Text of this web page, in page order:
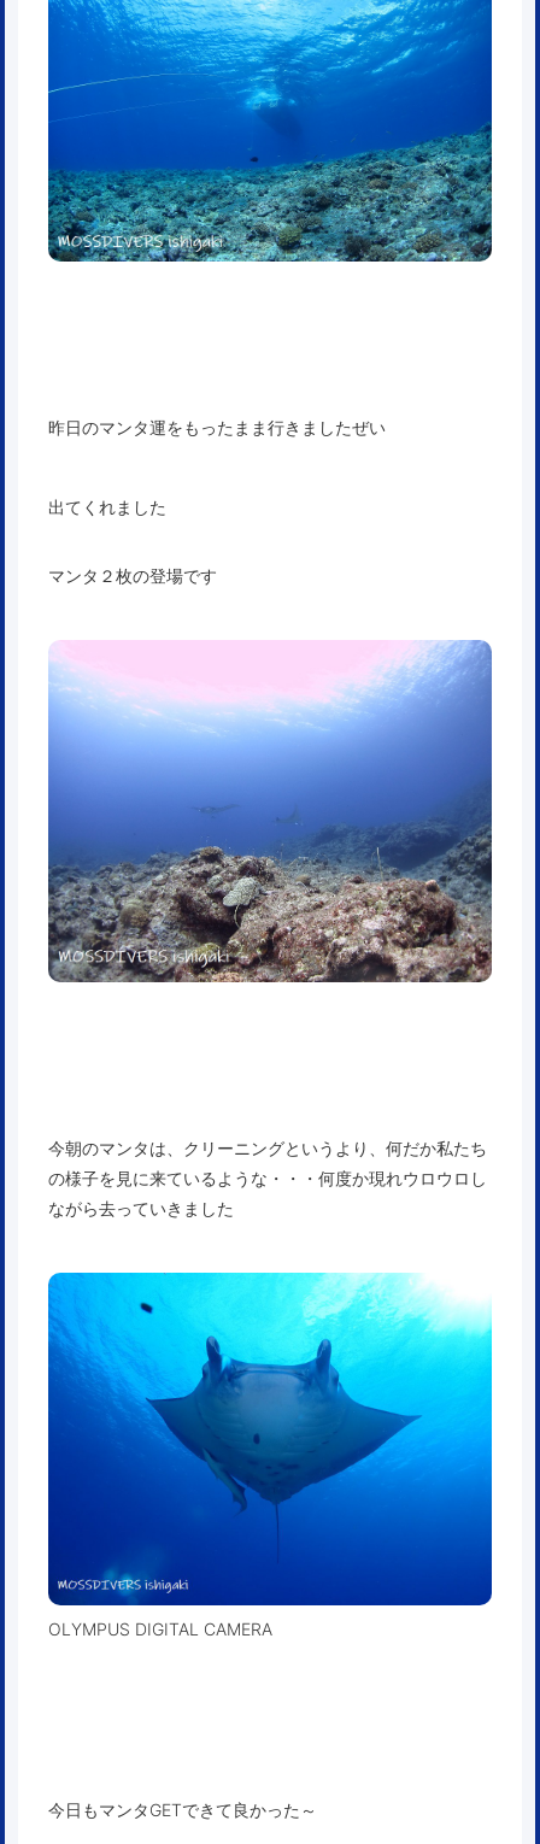
昨日のマンタ運をもったまま行きましたぜい
出てくれました
マンタ２枚の登場です
今朝のマンタは、クリーニングというより、何だか私たち
の様子を見に来ているような・・・何度か現れウロウロし
ながら去っていきました
OLYMPUS DIGITAL CAMERA
今日もマンタGETできて良かった～